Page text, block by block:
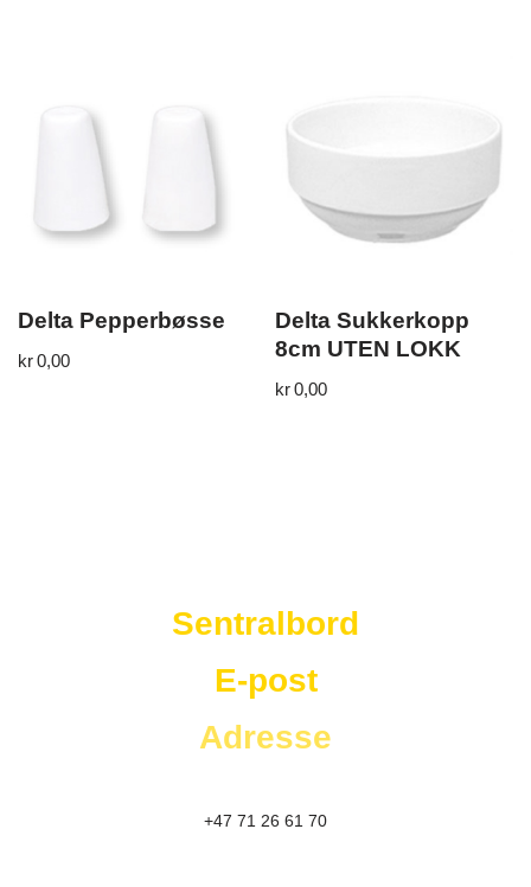
Delta Pepperbøsse
kr0,00
Delta Sukkerkopp
8cm UTEN LOKK
kr0,00
Sentralbord
E-post
Adresse
+47 71 26 61 70